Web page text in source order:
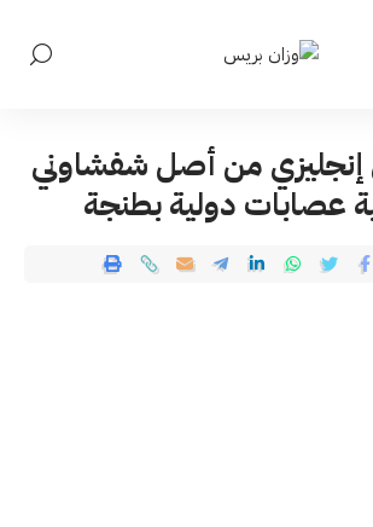
من أصل شفشاوني
عصابات دولية بطنجة